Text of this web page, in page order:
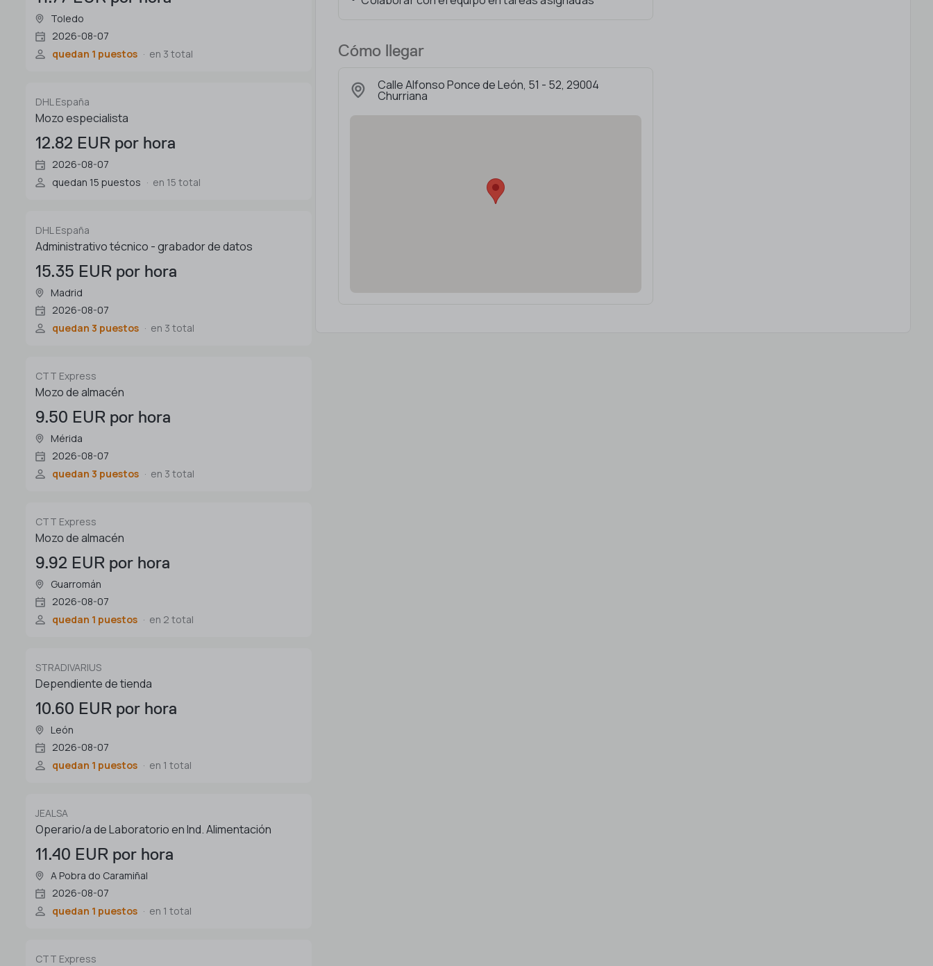
Toledo
2026-08-07
quedan 1 puestos
en 3 total
DHL España
Mozo especialista
12.82 EUR por hora
2026-08-07
quedan 15 puestos
en 15 total
DHL España
Administrativo técnico - grabador de datos
15.35 EUR por hora
Madrid
2026-08-07
quedan 3 puestos
en 3 total
CTT Express
Mozo de almacén
9.50 EUR por hora
Mérida
2026-08-07
quedan 3 puestos
en 3 total
CTT Express
Mozo de almacén
9.92 EUR por hora
Guarromán
2026-08-07
quedan 1 puestos
en 2 total
STRADIVARIUS
Dependiente de tienda
10.60 EUR por hora
León
2026-08-07
quedan 1 puestos
en 1 total
JEALSA
Operario/a de Laboratorio en Ind. Alimentación
11.40 EUR por hora
A Pobra do Caramiñal
2026-08-07
quedan 1 puestos
en 1 total
CTT Express
Cómo llegar
Calle Alfonso Ponce de León, 51 - 52, 29004
Churriana